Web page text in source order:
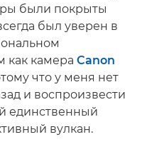
были покрыты
был уверен в
как камера Canon
что у меня нет
и воспроизвести
единственный
вулкан.